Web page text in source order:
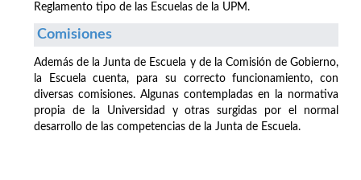
Reglamento tipo de las Escuelas de la UPM.
Comisiones
Además de la Junta de Escuela y de la Comisión de Gobierno,
la Escuela cuenta, para su correcto funcionamiento, con
diversas comisiones. Algunas contempladas en la normativa
propia de la Universidad y otras surgidas por el normal
desarrollo de las competencias de la Junta de Escuela.